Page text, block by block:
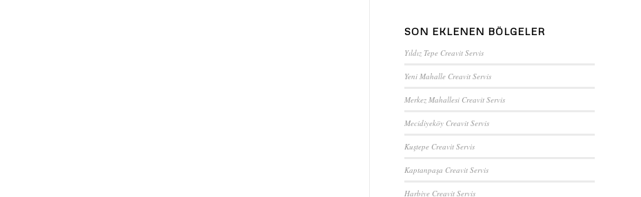
SON EKLENEN BÖLGELER
Yıldız Tepe Creavit Servis
Yeni Mahalle Creavit Servis
Merkez Mahallesi Creavit Servis
Mecidiyeköy Creavit Servis
Kuştepe Creavit Servis
Kaptanpaşa Creavit Servis
Harbiye Creavit Servis